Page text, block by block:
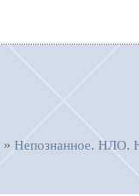
» Непознанное. НЛО.